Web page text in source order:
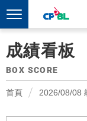
成績看板
BOX SCORE
首頁 2026/08/08